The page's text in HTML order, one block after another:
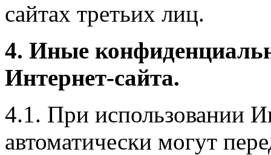
сайтах третьих лиц.
4. Иные
Интернет-сайта.
4.1. При использовании
автоматически могут